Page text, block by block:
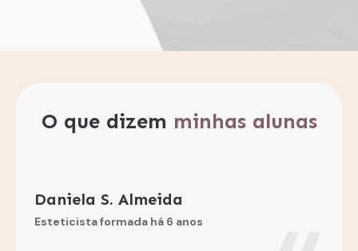
O que dizem minhas alunas
Daniela S. Almeida
Esteticista formada há 6 anos